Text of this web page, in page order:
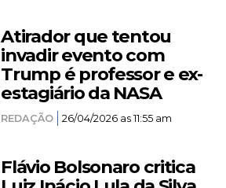
Atirador que tentou
invadir evento com
Trump é professor e ex-
estagiário da NASA
REDAÇÃO 26/04/2026 as 11:55 am
Flávio Bolsonaro critica